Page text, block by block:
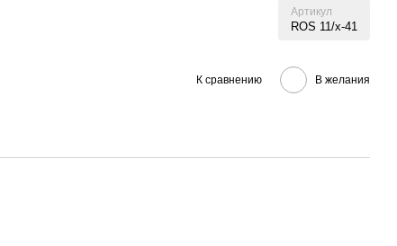
Артикул
ROS 11/x-41
К сравнению В желания